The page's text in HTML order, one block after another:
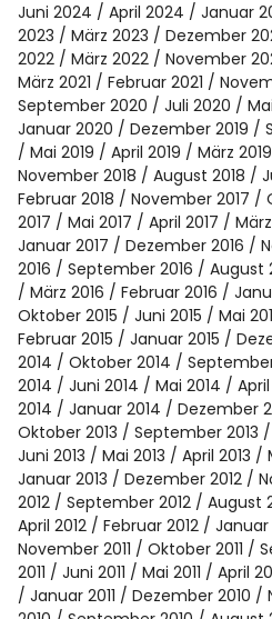
Juni 2024 April 2024 Januar
2023
März 2023 Dezember
2022
März 2022 November
März 2021
Februar 2021
September 2020
Juli 2020
Januar 2020
Dezember 2019
Mai 2019
April 2019 März 2019
November 2018
August 2018
Februar 2018
November 2017
2017
Mai 2017 April 2017
Januar 2017
Dezember 2016
2016
September 2016 August
März 2016
Februar 2016
Oktober 2015
Juni 2015 Mai
Februar 2015
Januar 2015
2014
Oktober 2014
2014
Juni 2014 Mai 2014
2014
Januar 2014 Dezember
Oktober 2013
September 2013
Juni 2013
Mai 2013 April 2013
Januar 2013
Dezember 2012
2012
September 2012 August
April 2012
Februar 2012 Januar
November 2011
Oktober 2011
2011
Juni 2011 Mai 2011 April
Januar 2011
Dezember 2010